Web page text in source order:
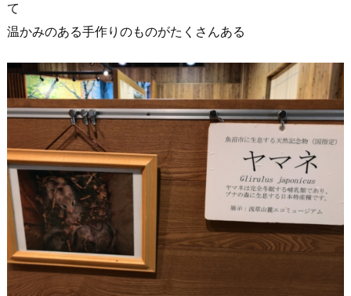
て
温かみのある手作りのものがたくさんある